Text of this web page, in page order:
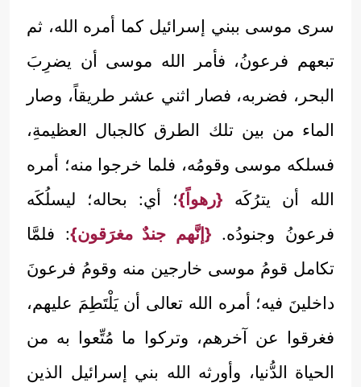
سرى موسى ببني إسرائيل كما أمره الله، ثم
تبعهم فرعونُ، فأمر الله موسى أن يضرِبَ
البحر، فضربه، فصار اثني عشر طريقاً، وصار
الماء من بين تلك الطرق كالجبال العظيمةِ،
فسلكه موسى وقومُه، فلما خرجوا منه؛ أمره
الله أن يترُكَه {رهواً}؛ أي: بحاله؛ ليسلُكَه
فرعونُ وجنودُه. {إنَّهم جندٌ مغرَقون}: فلمَّا
تكامل قومُ موسى خارجين منه وقومُ فرعونَ
داخلينَ فيه؛ أمره الله تعالى أن يَلْتَطِمَ عليهم،
فغرقوا عن آخرهم، وتركوا ما مُتِّعوا به من
الحياة الدُّنيا، وأورثه الله بني إسرائيل الذين